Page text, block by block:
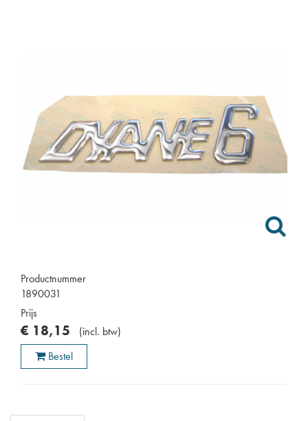
Productnummer
1890031
Prijs
€ 18,15 (incl. btw)
Bestel